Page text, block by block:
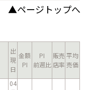
▲ページトップへ
出
現
日
金額
PI
PI
前週比
販売
店率
平均
売価
04